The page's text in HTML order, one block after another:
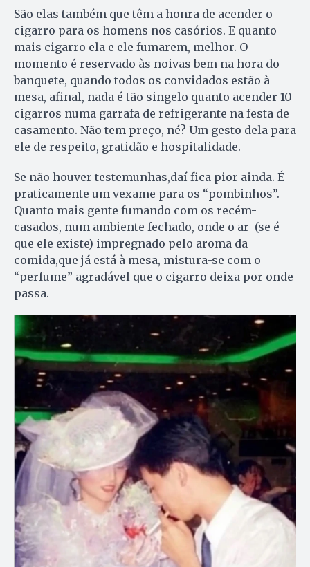
São elas também que têm a honra de acender o
cigarro para os homens nos casórios. E quanto
mais cigarro ela e ele fumarem, melhor. O
momento é reservado às noivas bem na hora do
banquete, quando todos os convidados estão à
mesa, afinal, nada é tão singelo quanto acender 10
cigarros numa garrafa de refrigerante na festa de
casamento. Não tem preço, né? Um gesto dela para
ele de respeito, gratidão e hospitalidade.
Se não houver testemunhas,daí fica pior ainda. É
praticamente um vexame para os “pombinhos”.
Quanto mais gente fumando com os recém-
casados, num ambiente fechado, onde o ar (se é
que ele existe) impregnado pelo aroma da
comida,que já está à mesa, mistura-se com o
“perfume” agradável que o cigarro deixa por onde
passa.